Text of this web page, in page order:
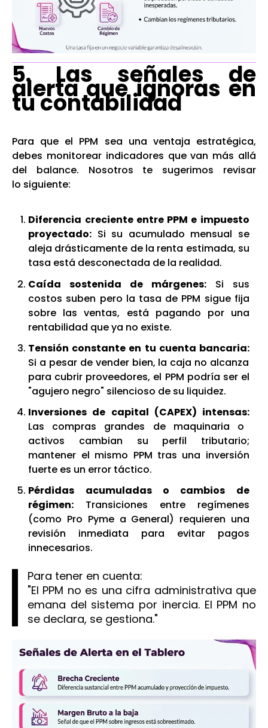
5. Las señales de
alerta que ignoras en
tu contabilidad
Para que el PPM sea una ventaja estratégica,
debes monitorear indicadores que van más allá
del balance. Nosotros te sugerimos revisar
lo siguiente:
Diferencia creciente entre PPM e impuesto
proyectado: Si su acumulado mensual se
aleja drásticamente de la renta estimada, su
tasa está desconectada de la realidad.
Caída sostenida de márgenes:Si sus
costos suben pero la tasa de PPM sigue fija
sobre las ventas, está pagando por una
rentabilidad que ya no existe.
Tensión constante en tu cuenta bancaria:
Si a pesar de vender bien, la caja no alcanza
para cubrir proveedores, el PPM podría ser el
"agujero negro" silencioso de su liquidez.
Inversiones de capital (CAPEX) intensas:
Las compras grandes de maquinaria o
activos cambian su perfil tributario;
mantener el mismo PPM tras una inversión
fuerte es un error táctico.
Pérdidas acumuladas o cambios de
régimen: Transiciones entre regímenes
(como Pro Pyme a General) requieren una
revisión inmediata para evitar pagos
innecesarios.
Para tener en cuenta:
"El PPM no es una cifra administrativa que
emana del sistema por inercia. El PPM no
se declara, se gestiona."